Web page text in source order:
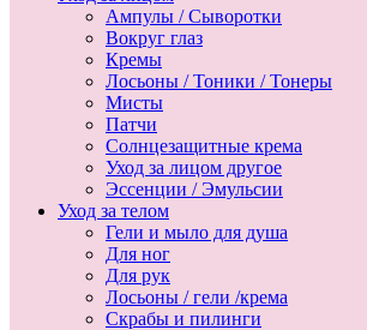
Ампулы / Сыворотки
Вокруг глаз
Кремы
Лосьоны / Тоники / Тонеры
Мисты
Патчи
Солнцезащитные крема
Уход за лицом другое
Эссенции / Эмульсии
Уход за телом
Гели и мыло для душа
Для ног
Для рук
Лосьоны / гели /крема
Скрабы и пилинги